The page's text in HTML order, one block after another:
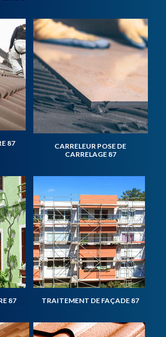
87
CARRELEUR POSE DE
CARRELAGE 87
87 TRAITEMENT DE FAÇADE 87